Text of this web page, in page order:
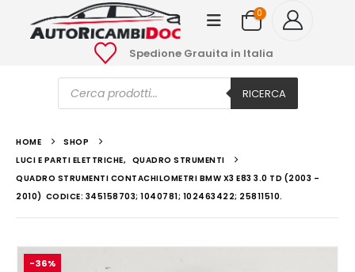
0
Spedione Grauita in Italia
Ricerca
prodotti RICERCA
HOME
SHOP
LUCI E PARTI ELETTRICHE, QUADRO STRUMENTI
QUADRO STRUMENTI CONTACHILOMETRI BMW X3 E83 3.0 TD (2003 –
2010) CODICE: 345158703; 1040781; 102463422; 25811510.
-36%